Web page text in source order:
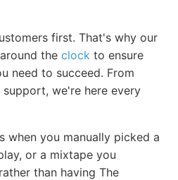
first. That's why our
the clock to ensure
need to succeed. From
we're here every
when you manually picked a
or a mixtape you
than having The